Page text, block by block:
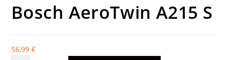
Bosch AeroTwin A215 S
56,99€